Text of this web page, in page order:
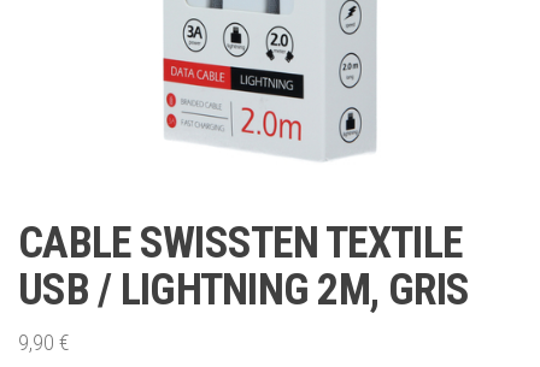
CABLE SWISSTEN TEXTILE
USB / LIGHTNING 2M, GRIS
9,90 €